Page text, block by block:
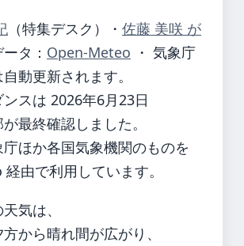
（特集デスク） ・ 佐藤 美咲 が
タ： Open-Meteo ・ 気象庁
動更新されます。
スは 2026年6月23日
最終確認しました。
ほか各国気象機関のものを
由で利用しています。
気は、
から晴れ間が広がり、